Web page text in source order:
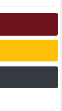
الاحصائيات
مميزة